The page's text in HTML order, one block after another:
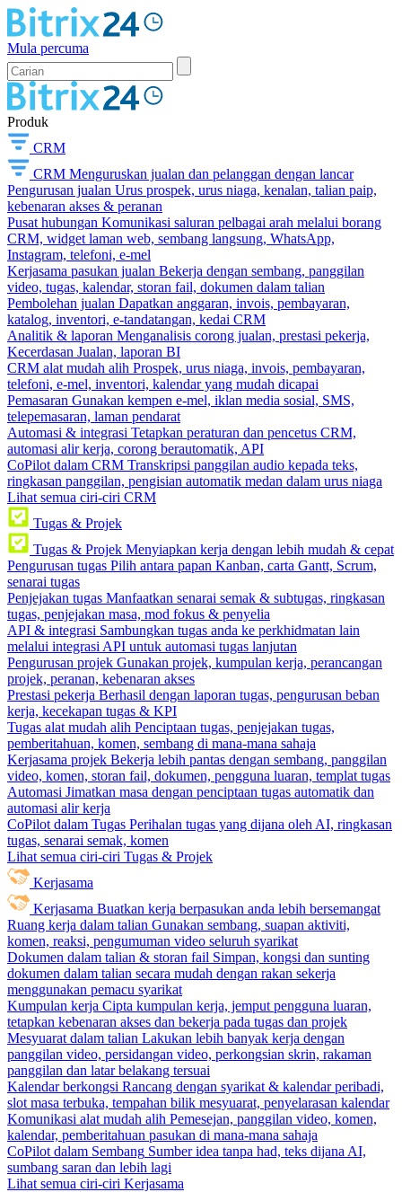
Mula percuma
Produk
CRM
CRM Menguruskan jualan dan pelanggan dengan lancar
Pengurusan jualan Urus prospek, urus niaga, kenalan, talian paip,
kebenaran akses & peranan
Pusat hubungan Komunikasi saluran pelbagai arah melalui borang
CRM, widget laman web, sembang langsung, WhatsApp,
Instagram, telefoni, e-mel
Kerjasama pasukan jualan Bekerja dengan sembang, panggilan
video, tugas, kalendar, storan fail, dokumen dalam talian
Pembolehan jualan Dapatkan anggaran, invois, pembayaran,
katalog, inventori, e-tandatangan, kedai CRM
Analitik & laporan Menganalisis corong jualan, prestasi pekerja,
Kecerdasan Jualan, laporan BI
CRM alat mudah alih Prospek, urus niaga, invois, pembayaran,
telefoni, e-mel, inventori, kalendar yang mudah dicapai
Pemasaran Gunakan kempen e-mel, iklan media sosial, SMS,
telepemasaran, laman pendarat
Automasi & integrasi Tetapkan peraturan dan pencetus CRM,
automasi alir kerja, corong berautomatik, API
CoPilot dalam CRM Transkripsi panggilan audio kepada teks,
ringkasan panggilan, pengisian automatik medan dalam urus niaga
Lihat semua ciri-ciri CRM
Tugas & Projek
Tugas & Projek Menyiapkan kerja dengan lebih mudah & cepat
Pengurusan tugas Pilih antara papan Kanban, carta Gantt, Scrum,
senarai tugas
Penjejakan tugas Manfaatkan senarai semak & subtugas, ringkasan
tugas, penjejakan masa, mod fokus & penyelia
API & integrasi Sambungkan tugas anda ke perkhidmatan lain
melalui integrasi API untuk automasi tugas lanjutan
Pengurusan projek Gunakan projek, kumpulan kerja, perancangan
projek, peranan, kebenaran akses
Prestasi pekerja Berhasil dengan laporan tugas, pengurusan beban
kerja, kecekapan tugas & KPI
Tugas alat mudah alih Penciptaan tugas, penjejakan tugas,
pemberitahuan, komen, sembang di mana-mana sahaja
Kerjasama projek Bekerja lebih pantas dengan sembang, panggilan
video, komen, storan fail, dokumen, pengguna luaran, templat tugas
Automasi Jimatkan masa dengan penciptaan tugas automatik dan
automasi alir kerja
CoPilot dalam Tugas Perihalan tugas yang dijana oleh AI, ringkasan
tugas, senarai semak, komen
Lihat semua ciri-ciri Tugas & Projek
Kerjasama
Kerjasama Buatkan kerja berpasukan anda lebih bersemangat
Ruang kerja dalam talian Gunakan sembang, suapan aktiviti,
komen, reaksi, pengumuman video seluruh syarikat
Dokumen dalam talian & storan fail Simpan, kongsi dan sunting
dokumen dalam talian secara mudah dengan rakan sekerja
menggunakan pemacu syarikat
Kumpulan kerja Cipta kumpulan kerja, jemput pengguna luaran,
tetapkan kebenaran akses dan bekerja pada tugas dan projek
Mesyuarat dalam talian Lakukan lebih banyak kerja dengan
panggilan video, persidangan video, perkongsian skrin, rakaman
panggilan dan latar belakang tersuai
Kalendar berkongsi Rancang dengan syarikat & kalendar peribadi,
slot masa terbuka, tempahan bilik mesyuarat, penyelarasan kalendar
Komunikasi alat mudah alih Pemesejan, panggilan video, komen,
kalendar, pemberitahuan pasukan di mana-mana sahaja
CoPilot dalam Sembang Sumber idea tanpa had, teks dijana AI,
sumbang saran dan lebih lagi
Lihat semua ciri-ciri Kerjasama